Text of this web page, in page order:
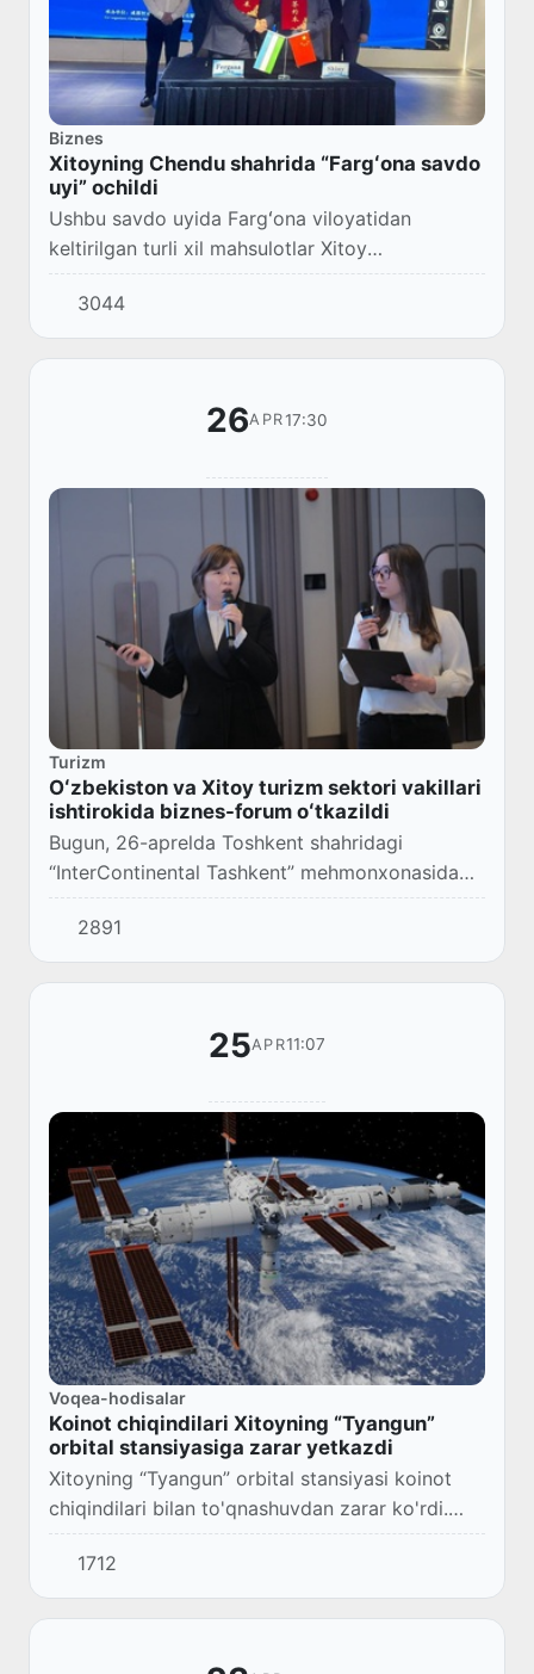
Biznes
Xitoyning Chendu shahrida “Fargʻona savdo
uyi” ochildi
Ushbu savdo uyida Fargʻona viloyatidan
keltirilgan turli xil mahsulotlar Xitoy
tadbirkorlariga tanishtiriladi va sotuv boʻyicha
muzokaralar olib boriladi.
3044
26APR17:30
Turizm
Oʻzbekiston va Xitoy turizm sektori vakillari
ishtirokida biznes-forum oʻtkazildi
Bugun, 26-aprelda Toshkent shahridagi
“InterContinental Tashkent” mehmonxonasida
Xitoy Xalq Respublikasining turizm sektori
vakillari ishtirokida biznes-forum boʻlib oʻtdi.
2891
25APR11:07
Voqea-hodisalar
Koinot chiqindilari Xitoyning “Tyangun”
orbital stansiyasiga zarar yetkazdi
Xitoyning “Tyangun” orbital stansiyasi koinot
chiqindilari bilan to'qnashuvdan zarar ko'rdi.
Zarba quyosh panellariga zarar yetkazgan va
stansiyada elektr ta'minotida uzilishlar yu...
1712